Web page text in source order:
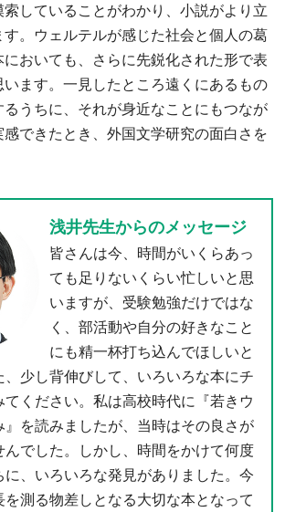
索していることがわかり、小説がより立
。ウェルテルが感じた社会と個人の葛
おいても、さらに先鋭化された形で表
います。一見したところ遠くにあるもの
るうちに、それが身近なことにもつなが
感できたとき、外国文学研究の面白さを
浅井先生からのメッセージ
皆さんは今、時間がいくらあっ
ても足りないくらい忙しいと思
いますが、受験勉強だけではな
く、部活動や自分の好きなこと
にも精一杯打ち込んでほしいと
、少し背伸びして、いろいろな本にチ
てください。私は高校時代に『若きウ
』を読みましたが、当時はその良さが
んでした。しかし、時間をかけて何度
に、いろいろな発見がありました。今
を測る物差しとなる大切な本となって